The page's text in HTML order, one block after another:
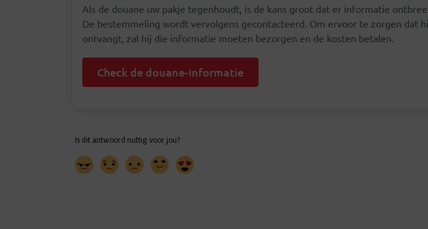
Als de douane uw pakje tegenhoudt, is de kans groot dat er informatie
De bestemmeling wordt vervolgens gecontacteerd. Om ervoor te zorgen dat
ontvangt, zal hij die informatie moeten bezorgen en de kosten betalen.
Check de douane-informatie